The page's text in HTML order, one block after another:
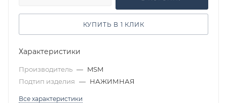
КУПИТЬ В 1 КЛИК
Характеристики
Производитель — MSM
Подтип изделия — НАЖИМНАЯ
Все характеристики